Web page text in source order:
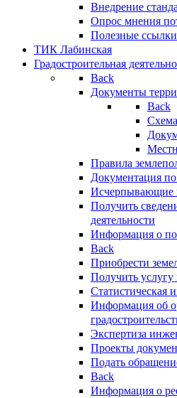
Внедрение
Опрос мнения
Полезные
ТИК Лабинская
Градостроительная
Back
Документы
Back
Правила
Документация
Исчерпывающие
Получить
деятельности
Информация о
Back
Приобрести
Получить услугу
Статистическая
Информация об
Экспертиза
Проекты
Подать
Back
Информация о